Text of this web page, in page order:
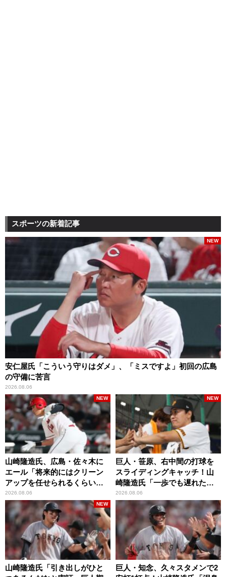
スポーツの新着記事
安仁屋氏「こういう守りはダメ」、「ミスですよ」初回の広島
の守備に苦言
2026.08.06
NEW
山崎隆造氏、広島・佐々木に
エール「将来的にはクリーン
アップを任せられるくらいま
では成長して」
2026.08.06
NEW
巨人・笹原、右中間の打球を
スライディングキャッチ！山
崎隆造氏「一歩でも遅れた
ら…」
2026.08.06
NEW
山崎隆造氏「引き出しがひと
NEW
巨人・知念、久々スタメンで2